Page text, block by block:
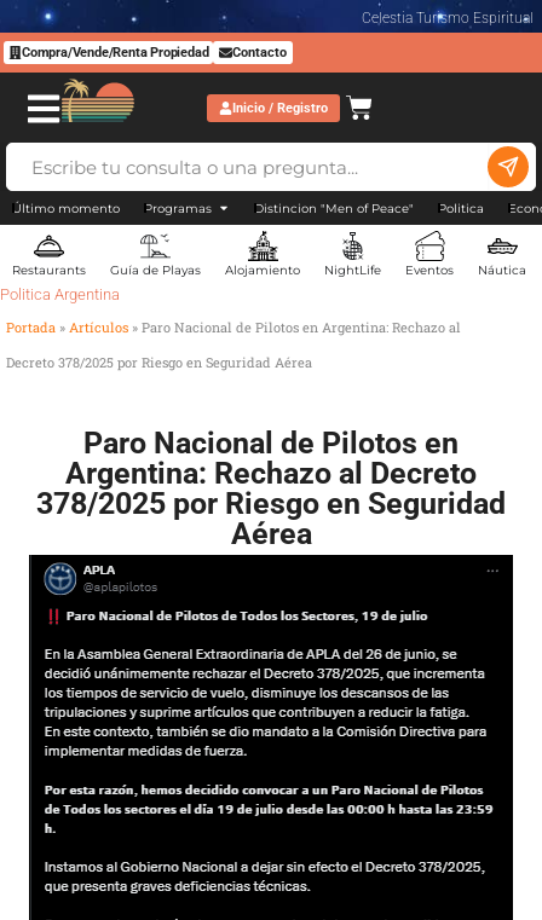
Celestia Turismo Espiritual
Compra/Vende/Renta Propiedad Contacto
Inicio / Registro
Último momento Programas Distincion "Men of Peace" Politica
Restaurants Guía de Playas Alojamiento NightLife Eventos Náutica
Politica Argentina
Portada » Artículos » Paro Nacional de Pilotos en Argentina: Rechazo al
Decreto 378/2025 por Riesgo en Seguridad Aérea
Paro Nacional de Pilotos en
Argentina: Rechazo al Decreto
378/2025 por Riesgo en Seguridad
Aérea